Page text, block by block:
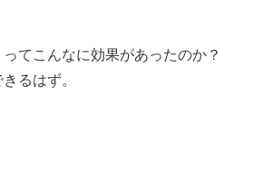
てこんなに効果があったのか？
るはず。